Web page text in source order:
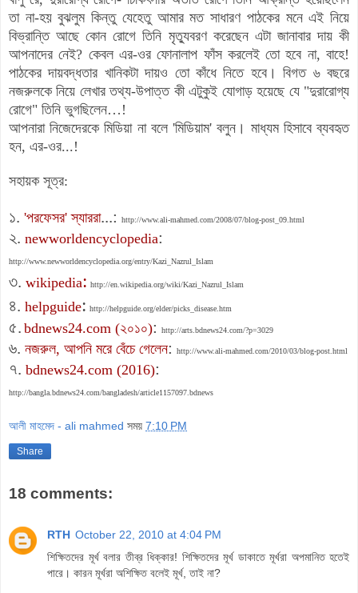
তা না-হয় বুঝলুম কিন্তু যেহেতু আমার মত সাধারণ পাঠকের মনে এই নিয়ে
বিভ্রান্তি আছে কোন রোগে তিনি মৃত্যুবরণ করেছেন এটা জানাবার দায় কী
আপনাদের নেই? কেবল এর-ওর ফোনালাপ ফাঁস করলেই তো হবে না, বাহে!
পাঠকের দায়বদ্ধতার খানিকটা দায়ও তো কাঁধে নিতে হবে। বিগত ৬ বছরে
নজরুলকে নিয়ে লেখার তথ্য-উপাত্ত কী এটুকুই যোগাড় হয়েছে যে "দুরারোগ্য
রোগে" তিনি ভুগছিলেন…!
আপনারা নিজেদেরকে মিডিয়া না বলে 'মিডিয়াম' বলুন। মাধ্যম হিসাবে ব্যবহৃত
হন, এর-ওর...!
সহায়ক সূত্র:
১. 'পরফেসর' স্যাররা...: http://www.ali-mahmed.com/2008/07/blog-post_09.html
২. newworldencyclopedia:
http://www.newworldencyclopedia.org/entry/Kazi_Nazrul_Islam
৩. wikipedia: http://en.wikipedia.org/wiki/Kazi_Nazrul_Islam
৪. helpguide: http://helpguide.org/elder/picks_disease.htm
৫. bdnews24.com (২০১০): http://arts.bdnews24.com/?p=3029
৬. নজরুল, আপনি মরে বেঁচে গেলেন: http://www.ali-mahmed.com/2010/03/blog-post.html
৭. bdnews24.com (2016):
http://bangla.bdnews24.com/bangladesh/article1157097.bdnews
আলী মাহমেদ - ali mahmed সময় 7:10 PM
Share
18 comments:
RTH October 22, 2010 at 4:04 PM
শিক্ষিতদের মূর্খ বলার তীব্র ধিক্কার! শিক্ষিতদের মূর্খ ডাকাতে মূর্খরা অপমানিত হতেই
পারে। কারন মূর্খরা অশিক্ষিত বলেই মূর্খ, তাই না?